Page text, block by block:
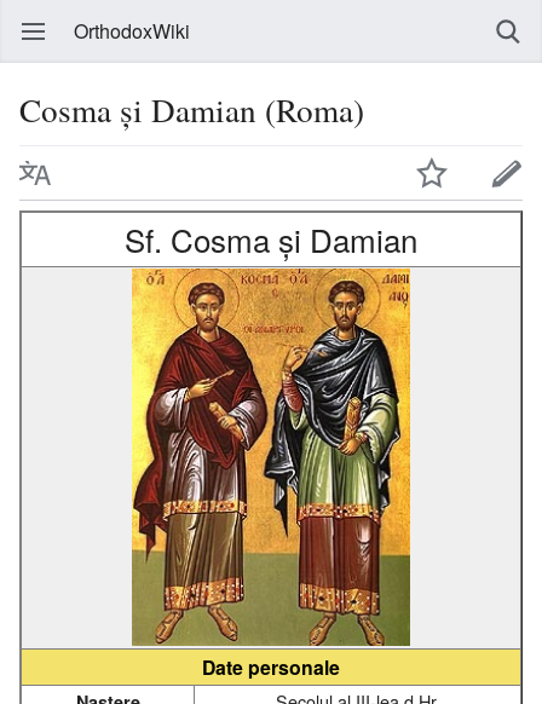
OrthodoxWiki
Cosma și Damian (Roma)
Sf. Cosma și Damian
Date personale